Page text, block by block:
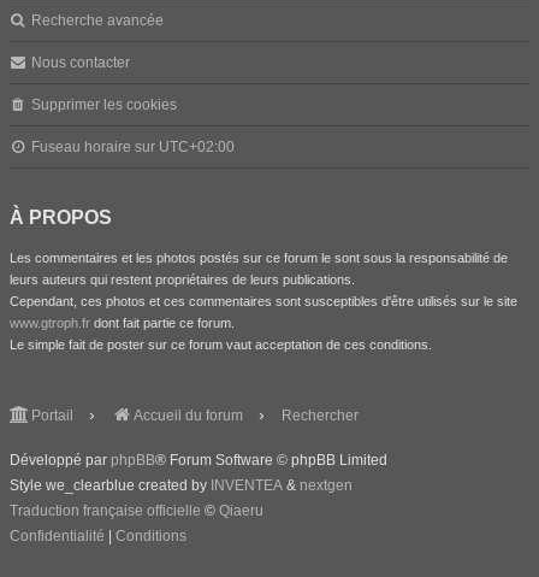
Recherche avancée
Nous contacter
Supprimer les cookies
Fuseau horaire sur UTC+02:00
À PROPOS
Les commentaires et les photos postés sur ce forum le sont sous la responsabilité de
leurs auteurs qui restent propriétaires de leurs publications.
Cependant, ces photos et ces commentaires sont susceptibles d'être utilisés sur le site
www.gtroph.fr dont fait partie ce forum.
Le simple fait de poster sur ce forum vaut acceptation de ces conditions.
Portail Accueil du forum Rechercher
Développé par phpBB® Forum Software © phpBB Limited
Style we_clearblue created by INVENTEA & nextgen
Traduction française officielle © Qiaeru
Confidentialité
Conditions